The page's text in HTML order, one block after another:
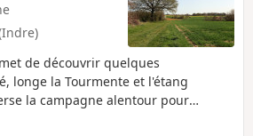
de découvrir quelques
longe la Tourmente et l'étang
la campagne alentour pour